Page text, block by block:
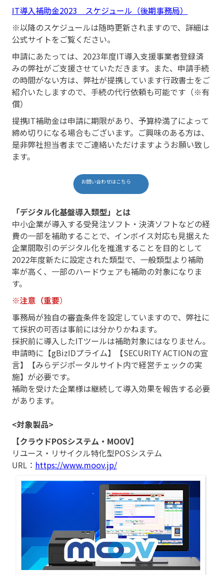
IT導入補助金2023 スケジュール（後期事務局）
※以降のスケジュールは随時更新されますので、詳細は
公式サイトをご覧ください。
申請にあたっては、2023年度IT導入支援事業者登録済
みの弊社がご支援させていただきます。また、申請手続
の時間がない方は、弊社が提携しています行政書士をご
紹介いたしますので、手続の代行依頼も可能です（※有
償）
提携IT補助金は申請に期限があり、予算枠満了によって
締め切りになる場合もございます。ご興味のある方は、
是非弊社担当者までご連絡いただけますようお願い致し
ます。
お問い合わせはこちら
「デジタル化基盤導入類型」とは
中小企業が導入する受発注ソフト・決済ソフトなどの経
費の一部を補助することで、インボイス対応も見据えた
企業間取引のデジタル化を推進することを目的として
2022年度新たに設定された類型で、一般類型より補助
率が高く、一部のハードウェアも補助の対象になりま
す。
※注意（重要）
事務局が独自の審査条件を設定していますので、弊社に
て採択の可否は事前には分かりかねます。
採択前に導入したITツールは補助対象にはなりません。
申請時に【gBizIDプライム】【SECURITY ACTIONの宣
言】【みらデジポータルサイト内で経営チェックの実
施】が必要です。
補助を受けた企業様は継続して導入効果を報告する必要
があります。
<対象製品>
【クラウドPOSシステム・MOOV】
リユース・リサイクル特化型POSシステム
URL： https://www.moov.jp/